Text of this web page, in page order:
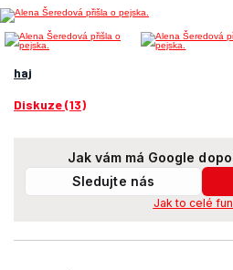
haj
Diskuze (13)
Jak vám má Google
Sledujte nás
Jak to celé